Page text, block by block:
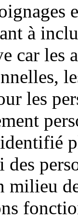
à
car les
les
des
milieu